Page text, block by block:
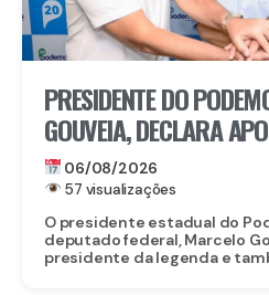
PRESIDENTE DO
GOUVEIA, DECLARA
CANDIDATURA DE
SENADO
06/08/2026
57 visualizações
O presidente estadual do
deputado federal, Marcelo
presidente da legenda e